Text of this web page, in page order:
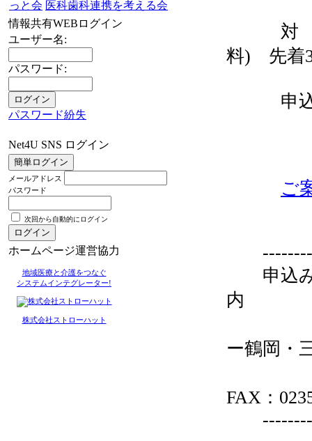
っと会 医科歯科連携を考える会
情報共有WEBログイン
ユーザー名:
パスワード:
パスワード紛失
Net4U SNS ログイン
メールアドレス
パスワード
次回から自動的にログイン
ホームページ運営協力
地域医療と介護をつなぐ
システムインテグレーター!
株式会社ストローハット
対 象
料) 先着
申込み
ご
申込み
内
ー鶴岡・
FAX：